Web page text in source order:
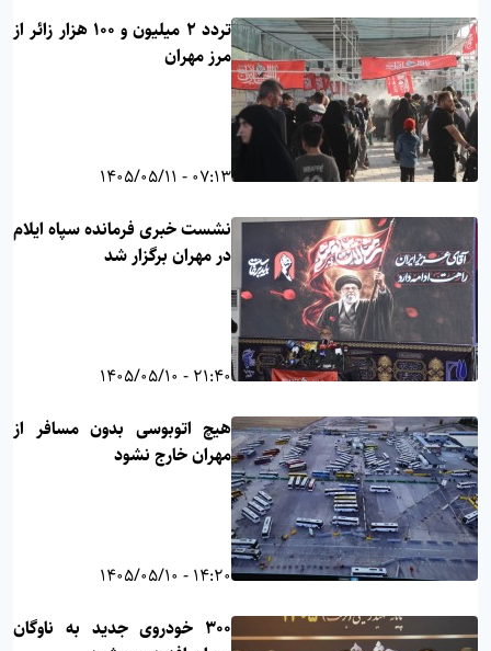
تردد ۲ میلیون و ۱۰۰ هزار زائر از
مرز مهران
07:13 - 1405/05/11
نشست خبری فرمانده سپاه ایلام
در مهران برگزار شد
21:40 - 1405/05/10
هیچ اتوبوسی بدون مسافر از
مهران خارج نشود
14:20 - 1405/05/10
۳۰۰ خودروی جدید به ناوگان